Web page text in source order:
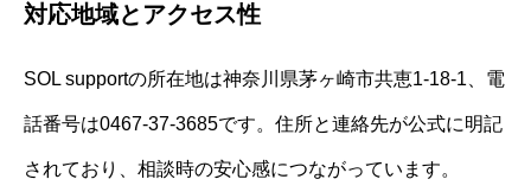
対応地域とアクセス性
SOL supportの所在地は神奈川県茅ヶ崎市共恵1-18-1、電
話番号は0467-37-3685です。住所と連絡先が公式に明記
されており、相談時の安心感につながっています。